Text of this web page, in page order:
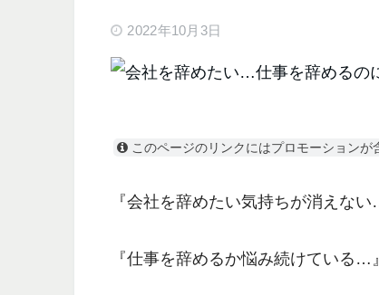
2022年10月3日
このページのリンクにはプロモーションが
『会社を辞めたい気持ちが消えない
『仕事を辞めるか悩み続けている…』